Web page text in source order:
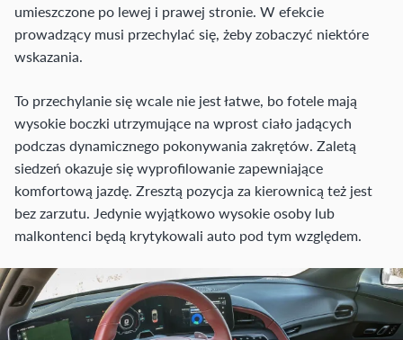
umieszczone po lewej i prawej stronie. W efekcie
prowadzący musi przechylać się, żeby zobaczyć niektóre
wskazania.
To przechylanie się wcale nie jest łatwe, bo fotele mają
wysokie boczki utrzymujące na wprost ciało jadących
podczas dynamicznego pokonywania zakrętów. Zaletą
siedzeń okazuje się wyprofilowanie zapewniające
komfortową jazdę. Zresztą pozycja za kierownicą też jest
bez zarzutu. Jedynie wyjątkowo wysokie osoby lub
malkontenci będą krytykowali auto pod tym względem.